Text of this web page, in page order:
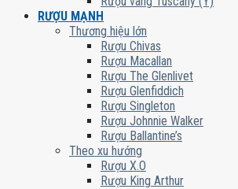
RƯỢU MẠNH
Thương hiệu lớn
Rượu Chivas
Rượu Macallan
Rượu The Glenlivet
Rượu Glenfiddich
Rượu Singleton
Rượu Johnnie Walker
Rượu Ballantine’s
Theo xu hướng
Rượu X.O
Rượu King Arthur